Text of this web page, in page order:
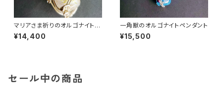
マリアさま祈りのオルゴナイトペ
ンダント
¥14,400
一角獣のオルゴナイトペンダント
¥15,500
セール中の商品